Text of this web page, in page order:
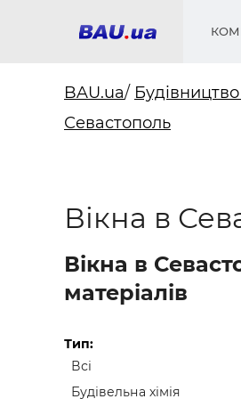
BAU.ua/
Севастополь
Вікна в
Вікна в
матеріалів
Тип:
Всі
Будівельна хімія